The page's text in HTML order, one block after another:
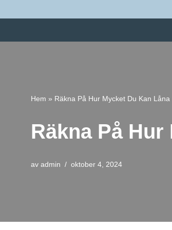
till
Hem » Räkna På Hur Mycket Du Kan Låna
Räkna På
av admin oktober 4, 2024